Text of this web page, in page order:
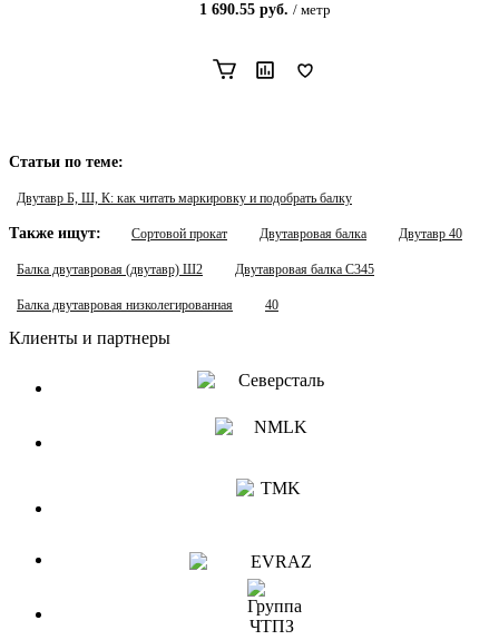
1 690.55 руб. / метр
Статьи по теме:
Двутавр Б, Ш, К: как читать маркировку и подобрать балку
Также ищут: Сортовой прокат Двутавровая балка Двутавр 40
Балка двутавровая (двутавр) Ш2 Двутавровая балка С345
Балка двутавровая низколегированная 40
Клиенты и партнеры